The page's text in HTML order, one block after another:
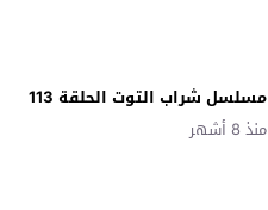
مسلسل شراب التوت الحلقة 113
منذ 8 أشهر